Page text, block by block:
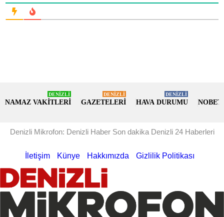
NAMAZ VAKİTLERİ
DENİZLİ
GAZETELERİ
DENİZLİ
HAVA DURUMU
DENİZLİ
Denizli Mikrofon: Denizli Haber Son dakika Denizli 24 Haberleri
İletişim Künye Hakkımızda Gizlilik Politikası